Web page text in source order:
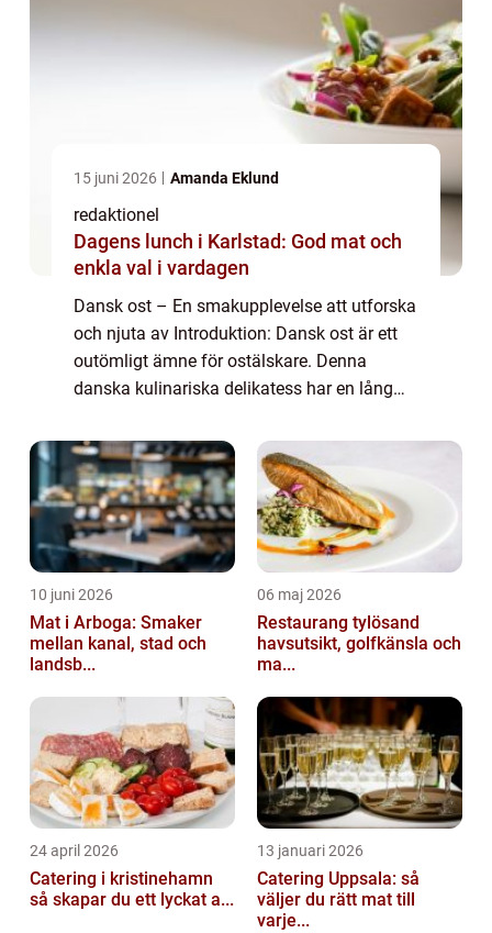
15 juni 2026 Amanda Eklund
redaktionel
Dagens lunch i Karlstad: God mat och
enkla val i vardagen
Dansk ost – En smakupplevelse att utforska
och njuta av Introduktion: Dansk ost är ett
outömligt ämne för ostälskare. Denna
danska kulinariska delikatess har en lång
smaker att erbjuda. I denna artike...
10 juni 2026
Mat i Arboga: Smaker
mellan kanal, stad och
landsb...
06 maj 2026
Restaurang tylösand
havsutsikt, golfkänsla och
ma...
24 april 2026
Catering i kristinehamn
så skapar du ett lyckat a...
13 januari 2026
Catering Uppsala: så
väljer du rätt mat till
varje...